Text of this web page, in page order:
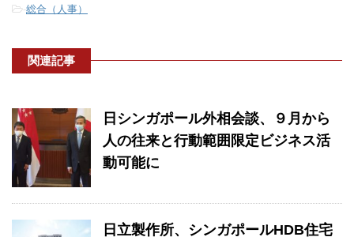
-総合（人事）
関連記事
日シンガポール外相会談、９月から
人の往来と行動範囲限定ビジネス活
動可能に
日立製作所、シンガポールHDB住宅